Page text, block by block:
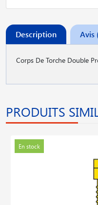
Description Avis
Corps De Torche Double
PRODUITS
En stock